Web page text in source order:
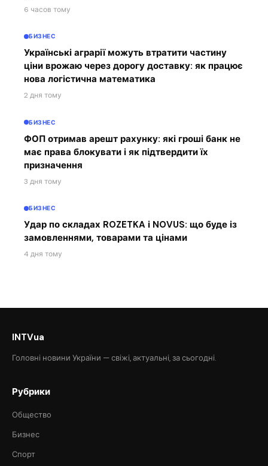
6 часов тому
БИЗНЕС
Українські аграрії можуть втратити частину
ціни врожаю через дорогу доставку: як працює
нова логістична математика
2 дня тому
БИЗНЕС
ФОП отримав арешт рахунку: які гроші банк не
має права блокувати і як підтвердити їх
призначення
3 дня тому
БИЗНЕС
Удар по складах ROZETKA і NOVUS: що буде із
замовленнями, товарами та цінами
4 дня тому
INTVua
Головні новини України — свіжі, актуальні, за сьогодні.
Рубрики
Общество
Бизнес
Спорт